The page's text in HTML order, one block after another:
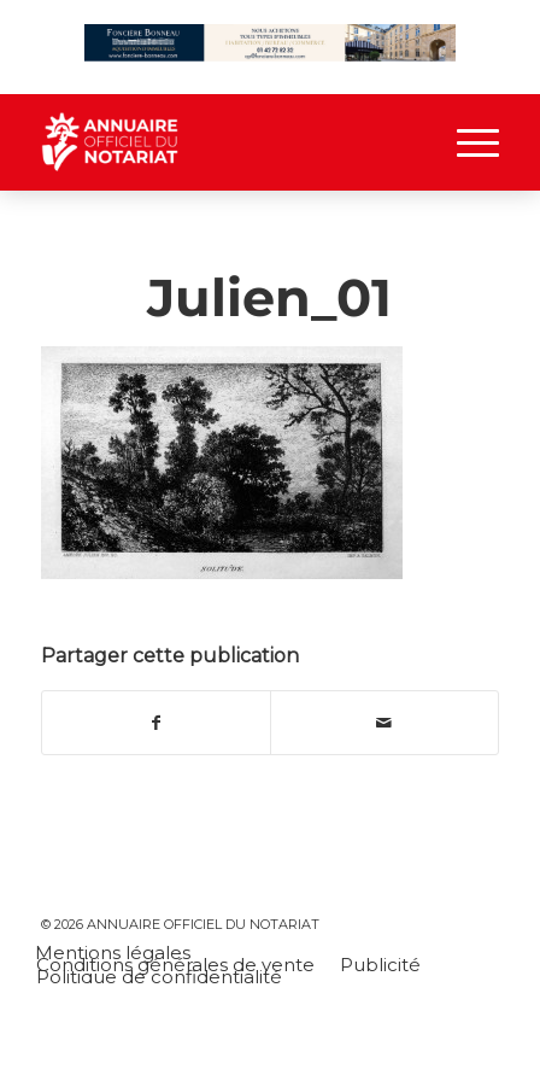
Julien_01
Partager cette publication
© 2026 ANNUAIRE OFFICIEL DU NOTARIAT
Mentions légales
Conditions générales de vente Publicité
Politique de confidentialité